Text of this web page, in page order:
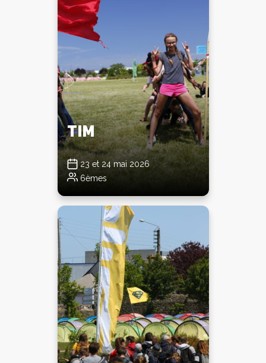
TIM
23 et 24 mai 2026
6èmes